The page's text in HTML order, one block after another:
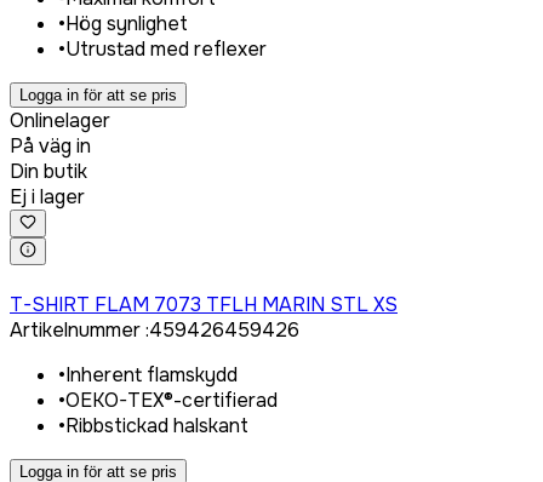
•Hög synlighet
•Utrustad med reflexer
Logga in för att se pris
Onlinelager
På väg in
Din butik
Ej i lager
T-SHIRT FLAM 7073 TFLH MARIN STL XS
Artikelnummer:459426459426
•Inherent flamskydd
•OEKO-TEX®-certifierad
•Ribbstickad halskant
Logga in för att se pris